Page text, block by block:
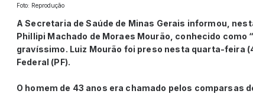
Foto: Reprodução
A Secretaria de Saúde de Minas Gerais informou,
Phillipi Machado de Moraes Mourão, conhecido como
gravíssimo. Luiz Mourão foi preso nesta quarta-feira
Federal (PF).
O homem de 43 anos era chamado pelos comparsas